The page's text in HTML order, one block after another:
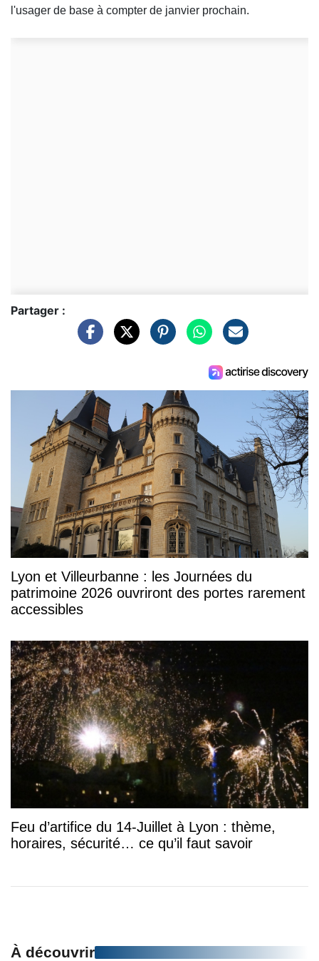
l'usager de base à compter de janvier prochain.
Partager :
Lyon et Villeurbanne : les Journées du
patrimoine 2026 ouvriront des portes rarement
accessibles
Feu d’artifice du 14-Juillet à Lyon : thème,
horaires, sécurité… ce qu’il faut savoir
À découvrir